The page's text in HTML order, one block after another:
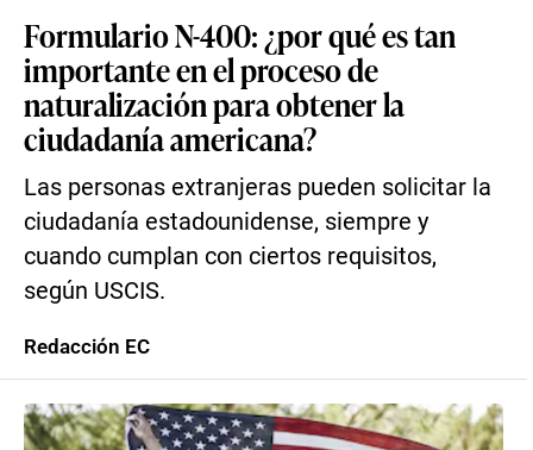
Formulario N-400: ¿por qué es tan
importante en el proceso de
naturalización para obtener la
ciudadanía americana?
Las personas extranjeras pueden solicitar la
ciudadanía estadounidense, siempre y
cuando cumplan con ciertos requisitos,
según USCIS.
Redacción EC